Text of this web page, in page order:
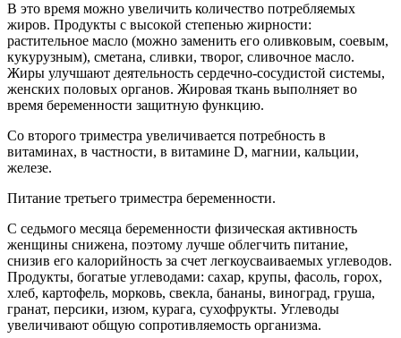
В это время можно увеличить количество потребляемых
жиров. Продукты с высокой степенью жирности:
растительное масло (можно заменить его оливковым, соевым,
кукурузным), сметана, сливки, творог, сливочное масло.
Жиры улучшают деятельность сердечно-сосудистой системы,
женских половых органов. Жировая ткань выполняет во
время беременности защитную функцию.
Со второго триместра увеличивается потребность в
витаминах, в частности, в витамине D, магнии, кальции,
железе.
Питание третьего триместра беременности.
С седьмого месяца беременности физическая активность
женщины снижена, поэтому лучше облегчить питание,
снизив его калорийность за счет легкоусваиваемых углеводов.
Продукты, богатые углеводами: сахар, крупы, фасоль, горох,
хлеб, картофель, морковь, свекла, бананы, виноград, груша,
гранат, персики, изюм, курага, сухофрукты. Углеводы
увеличивают общую сопротивляемость организма.